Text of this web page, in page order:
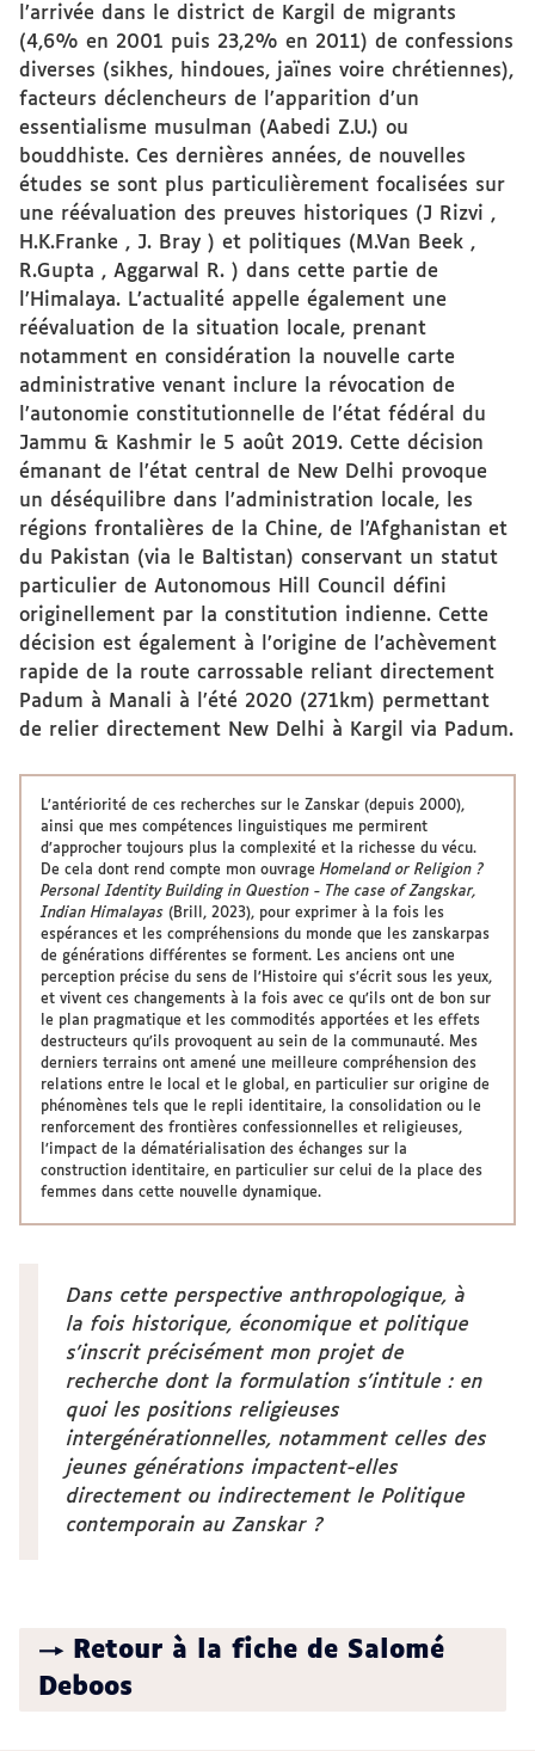
l’arrivée dans le district de Kargil de migrants
(4,6% en 2001 puis 23,2% en 2011) de confessions
diverses (sikhes, hindoues, jaïnes voire chrétiennes),
facteurs déclencheurs de l’apparition d’un
essentialisme musulman (Aabedi Z.U.) ou
bouddhiste. Ces dernières années, de nouvelles
études se sont plus particulièrement focalisées sur
une réévaluation des preuves historiques (J Rizvi ,
H.K.Franke , J. Bray ) et politiques (M.Van Beek ,
R.Gupta , Aggarwal R. ) dans cette partie de
l’Himalaya. L’actualité appelle également une
réévaluation de la situation locale, prenant
notamment en considération la nouvelle carte
administrative venant inclure la révocation de
l’autonomie constitutionnelle de l’état fédéral du
Jammu & Kashmir le 5 août 2019. Cette décision
émanant de l’état central de New Delhi provoque
un déséquilibre dans l’administration locale, les
régions frontalières de la Chine, de l’Afghanistan et
du Pakistan (via le Baltistan) conservant un statut
particulier de Autonomous Hill Council défini
originellement par la constitution indienne. Cette
décision est également à l’origine de l’achèvement
rapide de la route carrossable reliant directement
Padum à Manali à l’été 2020 (271km) permettant
de relier directement New Delhi à Kargil via Padum.
L’antériorité de ces recherches sur le Zanskar (depuis 2000),
ainsi que mes compétences linguistiques me permirent
d’approcher toujours plus la complexité et la richesse du vécu.
De cela dont rend compte mon ouvrage Homeland or Religion ?
Personal Identity Building in Question - The case of Zangskar,
Indian Himalayas (Brill, 2023), pour exprimer à la fois les
espérances et les compréhensions du monde que les zanskarpas
de générations différentes se forment. Les anciens ont une
perception précise du sens de l’Histoire qui s’écrit sous les yeux,
et vivent ces changements à la fois avec ce qu’ils ont de bon sur
le plan pragmatique et les commodités apportées et les effets
destructeurs qu’ils provoquent au sein de la communauté. Mes
derniers terrains ont amené une meilleure compréhension des
relations entre le local et le global, en particulier sur origine de
phénomènes tels que le repli identitaire, la consolidation ou le
renforcement des frontières confessionnelles et religieuses,
l’impact de la dématérialisation des échanges sur la
construction identitaire, en particulier sur celui de la place des
femmes dans cette nouvelle dynamique.
Dans cette perspective anthropologique, à
la fois historique, économique et politique
s’inscrit précisément mon projet de
recherche dont la formulation s’intitule : en
quoi les positions religieuses
intergénérationnelles, notamment celles des
jeunes générations impactent-elles
directement ou indirectement le Politique
contemporain au Zanskar ?
→ Retour à la fiche de Salomé
Deboos